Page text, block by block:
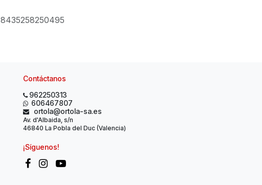
8435258250495
Contáctanos
962250313
606467807
ortola@ortola-sa.es
Av. d'Albaida, s/n
46840 La Pobla del Duc (Valencia)
¡Síguenos!